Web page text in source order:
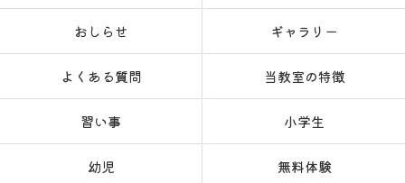
おしらせ ギャラリー
よくある質問 当教室の特徴
習い事 小学生
幼児 無料体験